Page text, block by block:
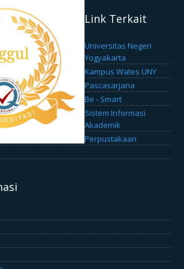
Link Terkait
Universitas Negeri
Yogyakarta
Kampus Wates UNY
Pascasarjana
Be - Smart
Sistem Informasi
Akademik
Perpustakaan